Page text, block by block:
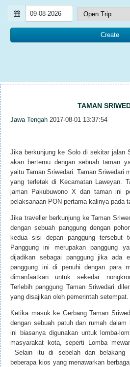
TAMAN
Jawa Tengah 2017-08-01 13:37:54
Jika berkunjung ke Solo di sekitar jalan
akan bertemu dengan sebuah taman
yaitu Taman Sriwedari. Taman Sriwedari
yang terletak di Kecamatan Laweyan.
jaman Pakubuwono X dan taman ini
pelaksanaan PON pertama kalinya pada
Jika traveller berkunjung ke Taman
dengan sebuah panggung dengan
kedua sisi depan panggung tersebut
Panggung ini merupakan panggung
dijadikan sebagai panggung jika
panggung ini di penuhi dengan para
dimanfaatkan untuk sekedar
Terlebih panggung Taman Sriwedari
yang disajikan oleh pemerintah setempat.
Ketika masuk ke Gerbang Taman
dengan sebuah patuh dan rumah
ini biasanya digunakan untuk lomba-
masyarakat kota, seperti Lomba
Selain itu di sebelah dan belakang
beberapa kios yang menawarkan